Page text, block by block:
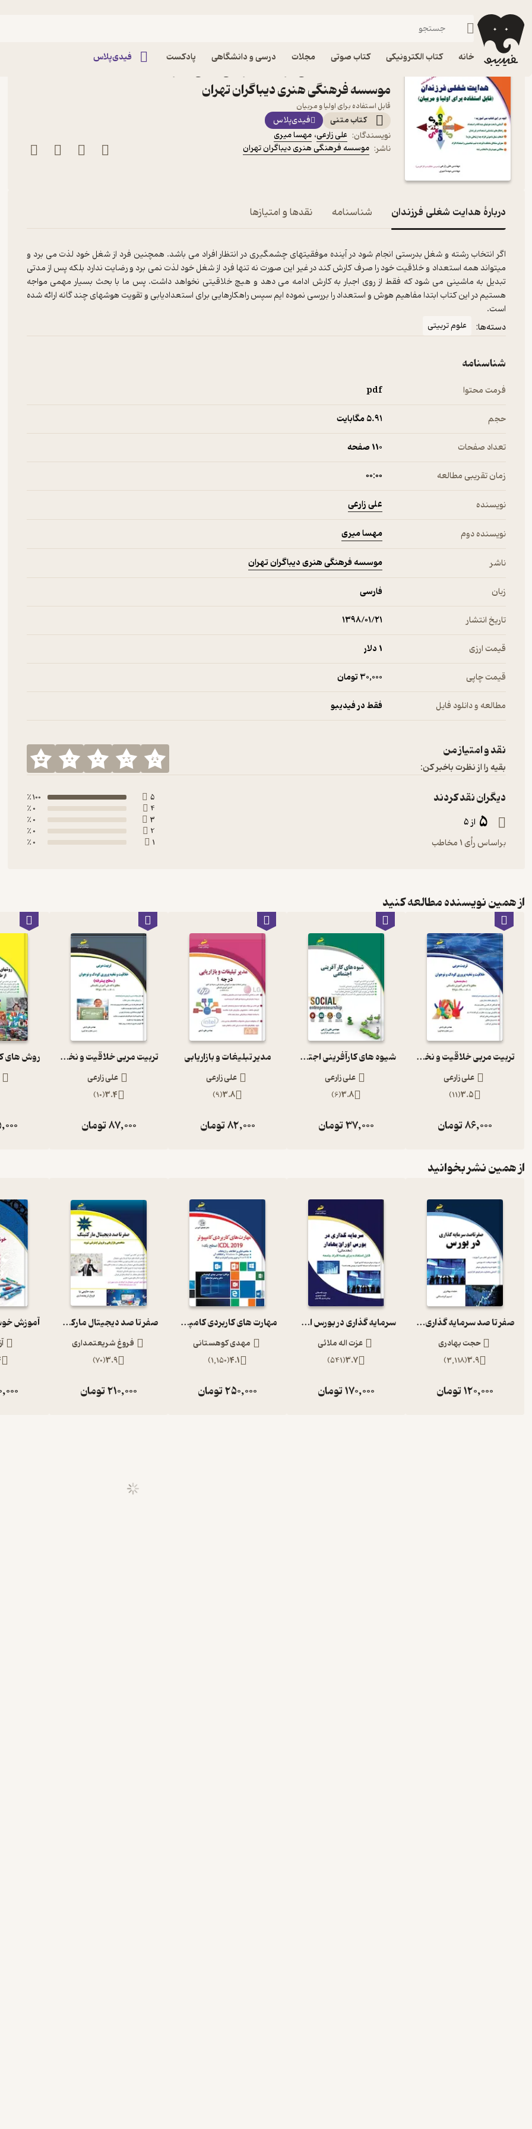
خانه کتاب الکترونیکی کتاب صوتی مجلات درسی و دانشگاهی پادکست فیدی‌پلاس
فیدیبو کتاب الکترونیکی
موسسه فرهنگی هنری دیباگران تهران
قابل استفاده برای اولیا و مربیان
کتاب متنی
فیدی‌پلاس
نویسندگان: علی زارعی، مهسا میری
ناشر: موسسه فرهنگی هنری دیباگران تهران
دربارۀ هدایت شغلی فرزندان شناسنامه نقدها و امتیازها
اگر انتخاب رشته و شغل بدرستی انجام شود در آینده موفقیتهای چشمگیری در انتظار افراد می باشد. همچنین فرد از شغل خود لذت می برد و
میتواند همه استعداد و خلاقیت خود را صرف کارش کند در غیر این صورت نه تنها فرد از شغل خود لذت نمی برد و رضایت ندارد بلکه پس از مدتی
تبدیل به ماشینی می شود که فقط از روی اجبار به کارش ادامه می دهد و هیچ خلاقیتی نخواهد داشت. پس ما با بحث بسیار مهمی مواجه
هستیم در این کتاب ابتدا مفاهیم هوش و استعداد را بررسی نموده ایم سپس راهکارهایی برای استعدادیابی و تقویت هوشهای چند گانه ارائه شده
است.
دسته‌ها: علوم تربیتی
شناسنامه
فرمت محتوا pdf
حجم 5.۹۱ مگابایت
تعداد صفحات 110 صفحه
زمان تقریبی مطالعه ۰۰:۰۰
نویسنده علی زارعی
نویسنده دوم مهسا میری
ناشر موسسه فرهنگی هنری دیباگران تهران
زبان فارسی
تاریخ انتشار ۱۳۹۸/۰۱/۲۱
قیمت ارزی 1 دلار
قیمت چاپی 30,000 تومان
مطالعه و دانلود فایل فقط در فیدیبو
نقد و امتیاز من
بقیه را از نظرت باخبر کن:
دیگران نقد کردند
5 از 5
براساس رأی 1 مخاطب
5
100 ٪
4
0 ٪
3
0 ٪
2
0 ٪
1
0 ٪
از همین نویسنده مطالعه کنید
تربیت مربی خلاقیت و نخبه پروری کودک و نوجوان سطح مقدماتی
علی زارعی
3.5
(
11
)
86,000تومان
شیوه های کارآفرینی اجتماعی
علی زارعی
3.8
(
6
)
37,000تومان
مدیر تبلیغات و بازاریابی
علی زارعی
3.8
(
9
)
82,000تومان
تربیت مربی خلاقیت و نخبه پروری کودک و نوجوان سطح پیشرفته
علی زارعی
3.4
(
10
)
87,000تومان
از همین نشر بخوانید
صفر تا صد سرمایه گذاری در بورس
حجت بهادری
3.9
(
3,118
)
120,000تومان
سرمایه گذاری در بورس اوراق بهادار
عزت اله ملائی
3.7
(
541
)
170,000تومان
مهارت های کاربردی کامپیوتر2019 ICDL سطح یک
مهدی کوهستانی
4.1
(
1,150
)
250,000تومان
صفر تا صد دیجیتال مارکتینگ
فروغ شریعتمداری
3.9
(
70
)
210,000تومان